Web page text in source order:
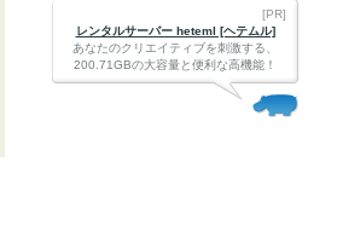
[PR]
レンタルサーバー heteml [ヘテムル]
あなたのクリエイティブを刺激する、
200.71GBの大容量と便利な高機能！